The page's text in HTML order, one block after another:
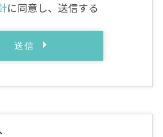
に同意し、送信する